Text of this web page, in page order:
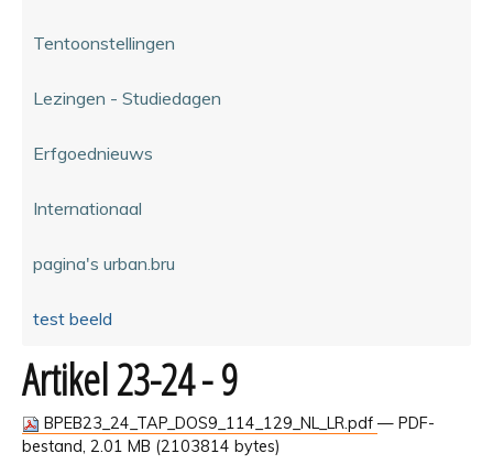
Tentoonstellingen
Lezingen - Studiedagen
Erfgoednieuws
Internationaal
pagina's urban.bru
test beeld
Artikel 23-24 - 9
BPEB23_24_TAP_DOS9_114_129_NL_LR.pdf — PDF-
bestand, 2.01 MB (2103814 bytes)